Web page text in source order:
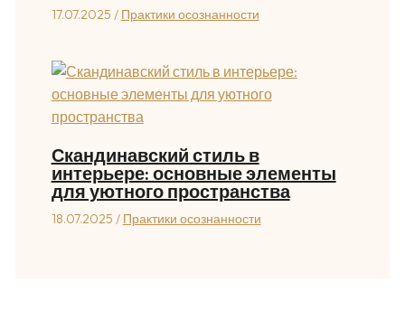
17.07.2025 / Практики осознанности
Скандинавский стиль в
интерьере: основные элементы
для уютного пространства
18.07.2025 / Практики осознанности